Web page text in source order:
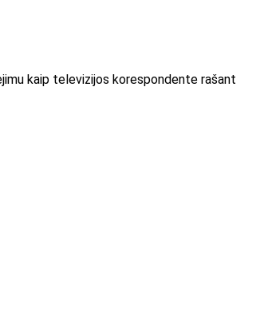
kaip televizijos korespondente rašant